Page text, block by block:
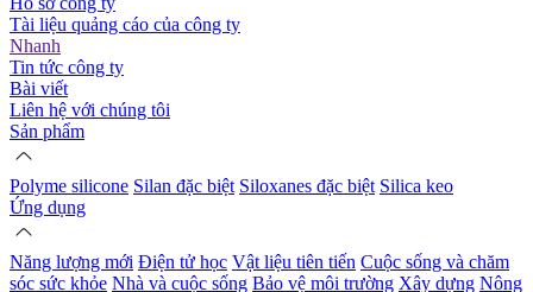
Tài liệu quảng cáo của công ty
Nhanh
Tin tức công ty
Bài viết
Liên hệ với chúng tôi
Sản phẩm
Polyme silicone Silan đặc biệt Siloxanes đặc biệt Silica keo
Ứng dụng
Năng lượng mới Điện tử học Vật liệu tiên tiến Cuộc sống và chăm
sóc sức khỏe Nhà và cuộc sống Bảo vệ môi trường Xây dựng Nông